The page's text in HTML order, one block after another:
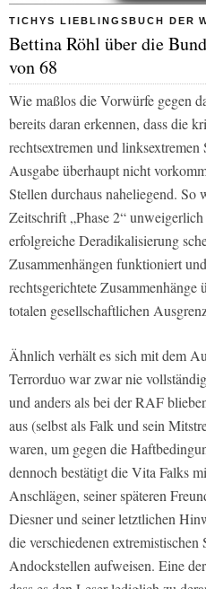
TICHYS LIEBLINGSBUCH DER
Bettina Röhl über die
von 68
Wie maßlos die Vorwürfe gegen
bereits daran erkennen, dass die
rechtsextremen und
Ausgabe überhaupt nicht
Stellen durchaus naheliegend.
Zeitschrift „Phase 2“
erfolgreiche Deradikalisierung
Zusammenhängen funktioniert
rechtsgerichtete Zusammenhänge
totalen gesellschaftlichen
Ähnlich verhält es sich mit dem
Terrorduo war zwar nie
und anders als bei der RAF
aus (selbst als Falk und sein
waren, um gegen die
dennoch bestätigt die Vita Falks
Anschlägen, seiner späteren
Diesner und seiner letztlichen
die verschiedenen
Andockstellen aufweisen. Eine